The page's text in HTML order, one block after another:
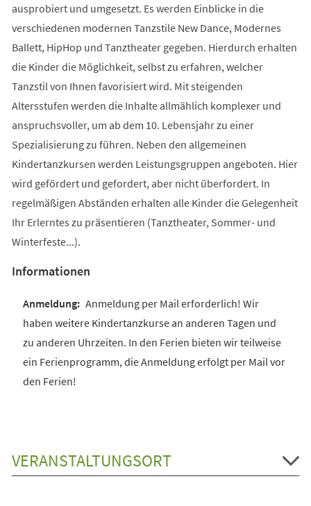
ausprobiert und umgesetzt. Es werden Einblicke in die
verschiedenen modernen Tanzstile New Dance, Modernes
Ballett, HipHop und Tanztheater gegeben. Hierdurch erhalten
die Kinder die Möglichkeit, selbst zu erfahren, welcher
Tanzstil von Ihnen favorisiert wird. Mit steigenden
Altersstufen werden die Inhalte allmählich komplexer und
anspruchsvoller, um ab dem 10. Lebensjahr zu einer
Spezialisierung zu führen. Neben den allgemeinen
Kindertanzkursen werden Leistungsgruppen angeboten. Hier
wird gefördert und gefordert, aber nicht überfordert. In
regelmäßigen Abständen erhalten alle Kinder die Gelegenheit
Ihr Erlerntes zu präsentieren (Tanztheater, Sommer- und
Winterfeste...).
Informationen
Anmeldung per Mail erforderlich! Wir
haben weitere Kindertanzkurse an anderen Tagen und
zu anderen Uhrzeiten. In den Ferien bieten wir teilweise
ein Ferienprogramm, die Anmeldung erfolgt per Mail vor
den Ferien!
VERANSTALTUNGSORT